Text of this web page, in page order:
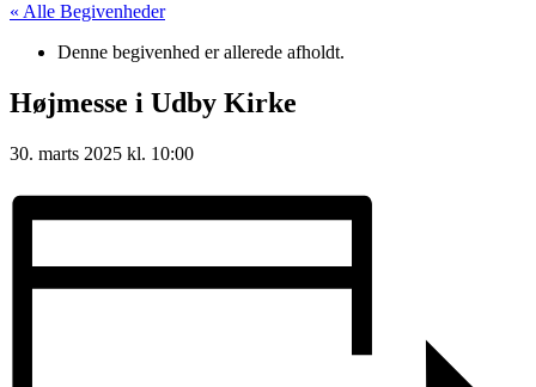
« Alle Begivenheder
Denne begivenhed er allerede afholdt.
Højmesse i Udby Kirke
30. marts 2025 kl. 10:00